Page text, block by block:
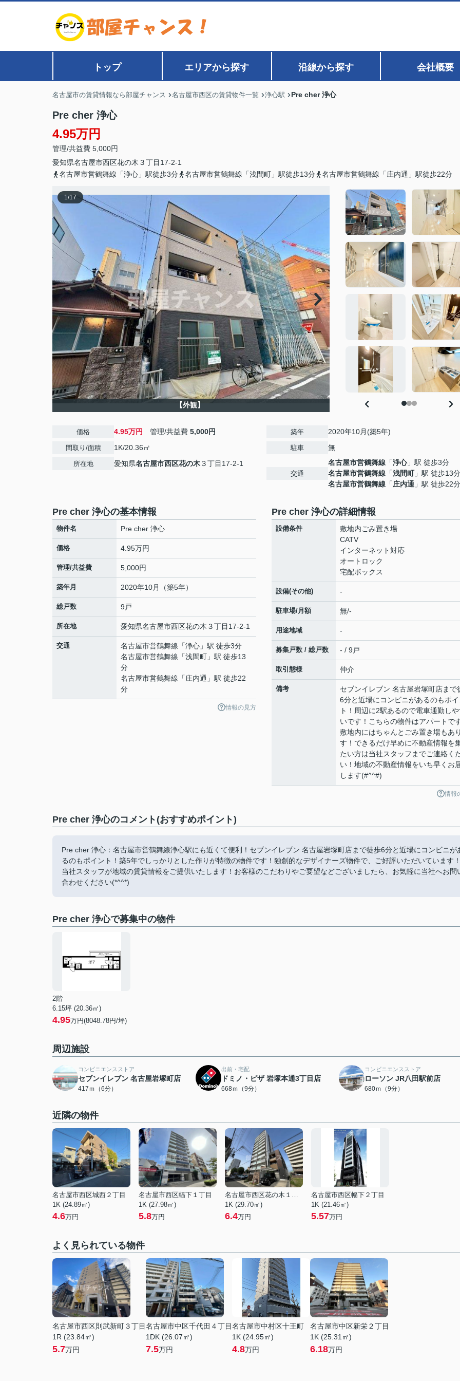
トップ エリアから探す 沿線から探す 会社概要
名古屋市の賃貸情報なら部屋チャンス 名古屋市西区の賃貸物件一覧 浄心駅 Pre cher 浄心
Pre cher 浄心
4.95万円
管理/共益費 5,000円
愛知県名古屋市西区花の木 ３丁目17-2-1
名古屋市営鶴舞線「浄心」駅徒歩3分
名古屋市営鶴舞線「浅間町」駅徒歩13分 名古屋市営鶴舞線「庄内通」駅徒歩22分
1/17
【外観】
価格 4.95万円 管理/共益費 5,000円
間取り/面積 1K/20.36㎡
所在地 愛知県名古屋市西区花の木３丁目17-2-1
築年 2020年10月(築5年)
駐車 無
交通
名古屋市営鶴舞線 「浄心」駅 徒歩3分
名古屋市営鶴舞線 「浅間町」駅 徒歩13分
名古屋市営鶴舞線 「庄内通 」駅 徒歩22分
Pre cher 浄心の基本情報
物件名 Pre cher 浄心
価格 4.95万円
管理/共益費 5,000円
築年月 2020年10月（築5年）
総戸数 9戸
所在地 愛知県名古屋市西区花の木 ３丁目17-2-1
交通 名古屋市営鶴舞線 「浄心 」駅 徒歩3分
名古屋市営鶴舞線 「浅間町 」駅 徒歩13
分
名古屋市営鶴舞線 「庄内通 」駅 徒歩22
分
情報の見方
Pre cher 浄心の詳細情報
設備条件
敷地内ごみ置き場
CATV
インターネット対応
オートロック
宅配ボックス
設備(その他) -
駐車場/月額 無/-
用途地域 -
募集戸数 / 総戸数 - / 9戸
取引態様 仲介
備考
セブンイレブン 名古屋岩塚町店まで
6分と近場にコンビニがあるのもポイ
ト！周辺に2駅あるので電車通勤しや
いです！こちらの物件はアパートで
敷地内にはちゃんとごみ置き場もあ
す！できるだけ早めに不動産情報を
たい方は当社スタッフまでご連絡く
い！地域の不動産情報をいち早くお
します(#^^#)
情報
Pre cher 浄心のコメント(おすすめポイント)
Pre cher 浄心：名古屋市営鶴舞線浄心駅にも近くて便利！セブンイレブン 名古屋岩塚町店まで徒歩6分と近場にコンビニが
るのもポイント！築5年でしっかりとした作りが特徴の物件です！独創的なデザイナーズ物件で、ご好評いただいています！
当社スタッフが地域の賃貸情報をご提供いたします！お客様のこだわりやご要望などございましたら、お気軽に当社へお問
合わせください(*^^*)
Pre cher 浄心で募集中の物件
2階
6.15坪 (20.36㎡)
4.95万円(8048.78円/坪)
周辺施設
コンビニエンスストア
セブンイレブン 名古屋岩塚町店
417ｍ（6分）
出前・宅配
ドミノ・ピザ 岩塚本通3丁目店
668ｍ（9分）
コンビニエンスストア
ローソン JR八田駅前店
680ｍ（9分）
近隣の物件
名古屋市西区城西２丁目
1K (24.89㎡)
4.6万円
名古屋市西区幅下１丁目
1K (27.98㎡)
5.8万円
名古屋市西区花の木１丁目
1K (29.70㎡)
6.4万円
名古屋市西区幅下２丁目
1K (21.46㎡)
5.57万円
よく見られている物件
名古屋市西区則武新町３丁目
1R (23.84㎡)
5.7万円
名古屋市中区千代田４丁目
1DK (26.07㎡)
7.5万円
名古屋市中村区十王町
1K (24.95㎡)
4.8万円
名古屋市中区新栄２丁目
1K (25.31㎡)
6.18万円